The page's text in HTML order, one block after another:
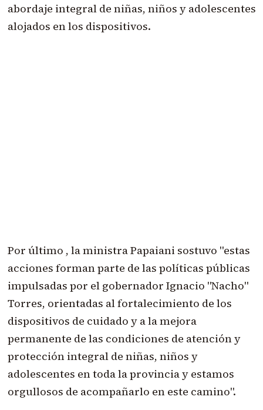
abordaje integral de niñas, niños y adolescentes
alojados en los dispositivos.
Por último , la ministra Papaiani sostuvo "estas
acciones forman parte de las políticas públicas
impulsadas por el gobernador Ignacio "Nacho"
Torres, orientadas al fortalecimiento de los
dispositivos de cuidado y a la mejora
permanente de las condiciones de atención y
protección integral de niñas, niños y
adolescentes en toda la provincia y estamos
orgullosos de acompañarlo en este camino".